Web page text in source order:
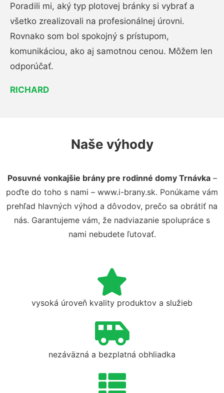
Poradili mi, aký typ plotovej bránky si vybrať a
všetko zrealizovali na profesionálnej úrovni.
Rovnako som bol spokojný s prístupom,
komunikáciou, ako aj samotnou cenou. Môžem len
odporúčať.
RICHARD
Naše výhody
Posuvné vonkajšie brány pre rodinné domy Trnávka–
poďte do toho s nami – www.i-brany.sk. Ponúkame vám
prehľad hlavných výhod a dôvodov, prečo sa obrátiť na
nás. Garantujeme vám, že nadviazanie spolupráce s
nami nebudete ľutovať.
vysoká úroveň kvality produktov a služieb
nezáväzná a bezplatná obhliadka